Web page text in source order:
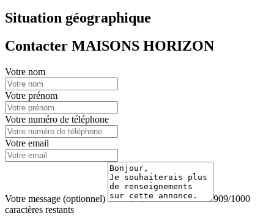
Situation géographique
Contacter MAISONS HORIZON
Votre nom
Votre prénom
Votre numéro de téléphone
Votre email
Votre message (optionnel)
909/1000
caractères restants